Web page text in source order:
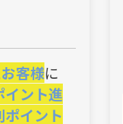
客様に
イント進
イント